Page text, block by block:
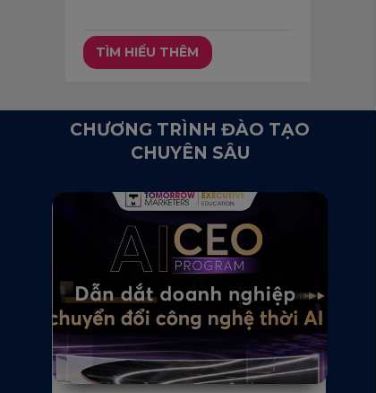
TÌM HIỂU THÊM
CHƯƠNG TRÌNH ĐÀO TẠO
CHUYÊN SÂU